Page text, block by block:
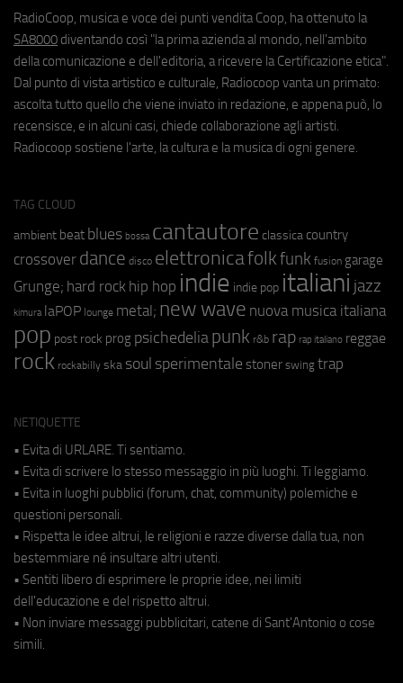
RadioCoop, musica e voce dei punti vendita Coop, ha ottenuto la
SA8000 diventando così "la prima azienda al mondo, nell'ambito
della comunicazione e dell'editoria, a ricevere la Certificazione etica".
Dal punto di vista artistico e culturale, Radiocoop vanta un primato:
ascolta tutto quello che viene inviato in redazione, e appena può, lo
recensisce, e in alcuni casi, chiede collaborazione agli artisti.
Radiocoop sostiene l'arte, la cultura e la musica di ogni genere.
TAG CLOUD
ambient beat blues bossa cantautore classica country
crossover dance disco elettronicafolkfunk fusion garage
Grunge; hard rock hip hop indie indie pop italiani jazz
kimura laPOP lounge metal; new wave nuova musica italiana
pop post rock prog psichedeliapunk r&b rap rap italiano reggae
rock rockabilly ska soul sperimentale stoner swing trap
NETIQUETTE
• Evita di URLARE. Ti sentiamo.
• Evita di scrivere lo stesso messaggio in più luoghi. Ti leggiamo.
• Evita in luoghi pubblici (forum, chat, community) polemiche e
questioni personali.
• Rispetta le idee altrui, le religioni e razze diverse dalla tua, non
bestemmiare né insultare altri utenti.
• Sentiti libero di esprimere le proprie idee, nei limiti
dell'educazione e del rispetto altrui.
• Non inviare messaggi pubblicitari, catene di Sant'Antonio o cose
simili.